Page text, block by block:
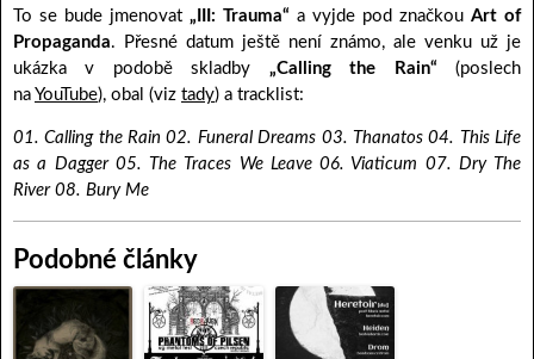
To se bude jmenovat „III: Trauma“ a vyjde pod značkou Art of
Propaganda. Přesné datum ještě není známo, ale venku už je
ukázka v podobě skladby „Calling the Rain“ (poslech
na YouTube), obal (viz tady) a tracklist:
01. Calling the Rain 02. Funeral Dreams 03. Thanatos 04. This Life
as a Dagger 05. The Traces We Leave 06. Viaticum 07. Dry The
River 08. Bury Me
Podobné články